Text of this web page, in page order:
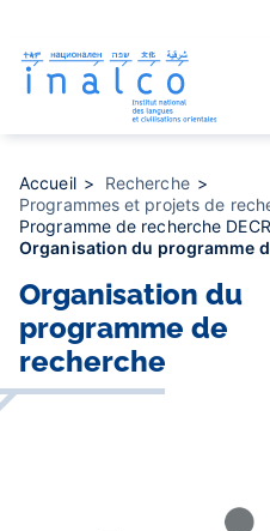
contenu
principal
Accueil
Recherche
Programmes et projets de
Programme de recherche
Organisation du programme
Organisation du
programme de
recherche